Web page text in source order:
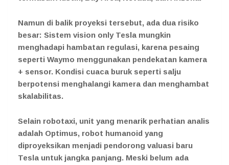
Namun di balik proyeksi tersebut, ada dua risiko
besar: Sistem vision only Tesla mungkin
menghadapi hambatan regulasi, karena pesaing
seperti Waymo menggunakan pendekatan kamera
+ sensor. Kondisi cuaca buruk seperti salju
berpotensi menghalangi kamera dan menghambat
skalabilitas.
Selain robotaxi, unit yang menarik perhatian analis
adalah Optimus, robot humanoid yang
diproyeksikan menjadi pendorong valuasi baru
Tesla untuk jangka panjang. Meski belum ada